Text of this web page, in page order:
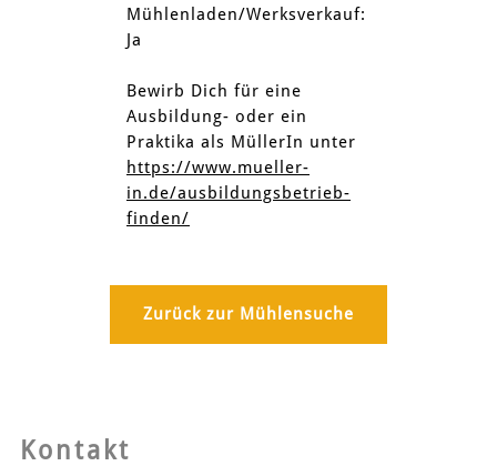
Mühlenladen/Werksverkauf:
Ja
Bewirb Dich für eine
Ausbildung- oder ein
Praktika als MüllerIn unter
https://www.mueller-
in.de/ausbildungsbetrieb-
finden/
Zurück zur Mühlensuche
Kontakt